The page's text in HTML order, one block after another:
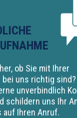
ob Sie mit Ihrer
uns richtig sind?
unverbindlich
schildern uns Ihr
auf Ihren Anruf.